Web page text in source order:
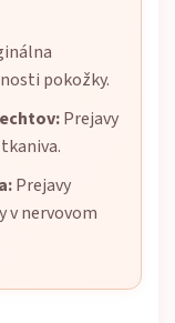
pokožky.
Prejavy
Prejavy
v nervovom